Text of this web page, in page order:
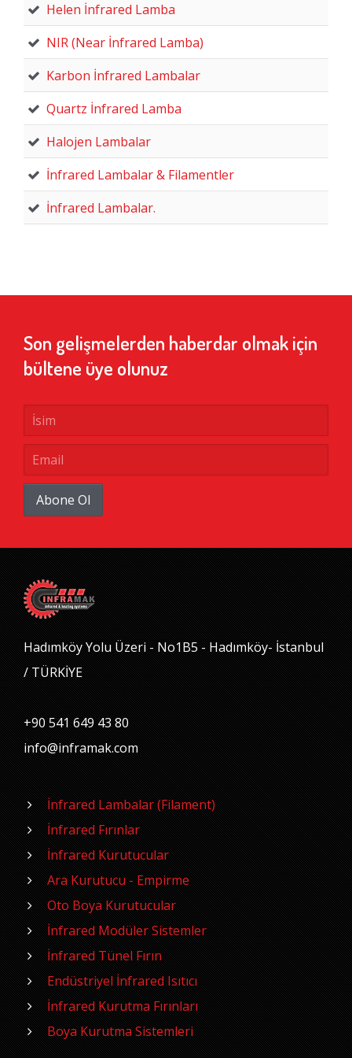
Helen İnfrared Lamba
NIR (Near İnfrared Lamba)
Karbon İnfrared Lambalar
Quartz İnfrared Lamba
Halojen Lambalar
İnfrared Lambalar & Filamentler
İnfrared Lambalar.
Son gelişmelerden haberdar olmak için
bültene üye olunuz
Abone Ol
Hadımköy Yolu Üzeri - No1B5 - Hadımköy- İstanbul
/ TÜRKİYE
+90 541 649 43 80
info@inframak.com
İnfrared Lambalar (Filament)
İnfrared Fırınlar
İnfrared Kurutucular
Ara Kurutucu - Empirme
Oto Boya Kurutucular
İnfrared Modüler Sistemler
İnfrared Tünel Fırın
Endüstriyel İnfrared Isıtıcı
İnfrared Kurutma Fırınları
Boya Kurutma Sistemleri